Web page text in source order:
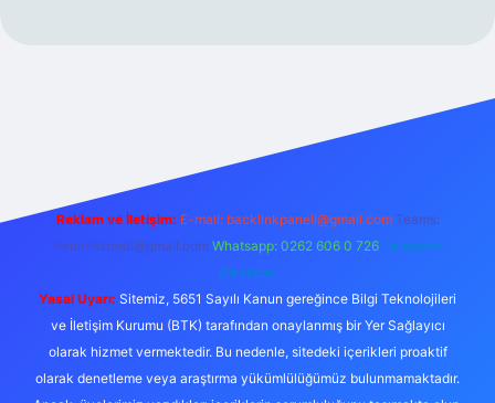
Reklam ve İletişim: E-mail: backlinkpaneli@gmail.com Teams:
forumhizmeti@gmail.com Whatsapp: 0262 606 0 726 Telegram:
@karabul
Yasal Uyarı: Sitemiz, 5651 Sayılı Kanun gereğince Bilgi Teknolojileri
ve İletişim Kurumu (BTK) tarafından onaylanmış bir Yer Sağlayıcı
olarak hizmet vermektedir. Bu nedenle, sitedeki içerikleri proaktif
olarak denetleme veya araştırma yükümlülüğümüz bulunmamaktadır.